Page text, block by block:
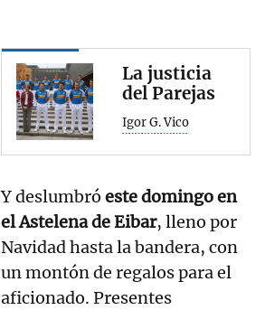
La justicia
del Parejas
Igor G. Vico
Y deslumbró este domingo en
el Astelena de Eibar, lleno por
Navidad hasta la bandera, con
un montón de regalos para el
aficionado. Presentes